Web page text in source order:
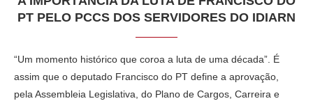
PT PELO PCCS DOS SERVIDORES DO IDIARN
“Um momento histórico que coroa a luta de uma década”. É
assim que o deputado Francisco do PT define a aprovação,
pela Assembleia Legislativa, do Plano de Cargos, Carreira e